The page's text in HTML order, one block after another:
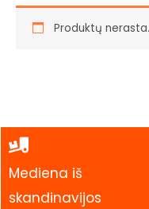
Produktų nerasta.
Mediena iš
skandinavijos